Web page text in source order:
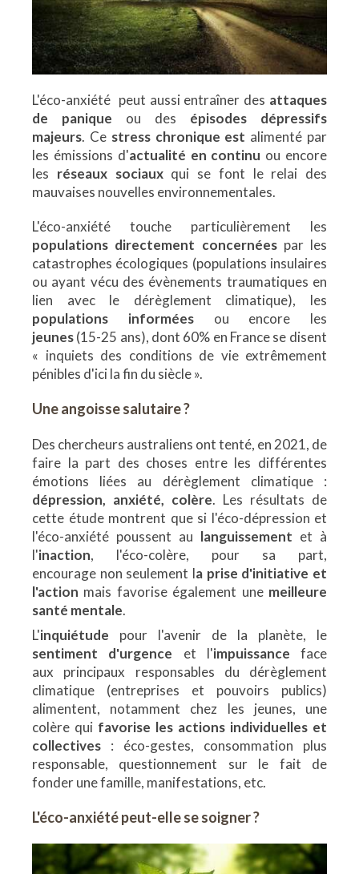
L'éco-anxiété peut aussi entraîner des attaques
de panique ou des épisodes dépressifs
majeurs. Cestress chronique est alimenté par
les émissions d'actualité en continu ou encore
les réseaux sociauxqui se font le relai des
mauvaises nouvelles environnementales.
L'éco-anxiété touche particulièrement les
populations directement concernéespar les
catastrophes écologiques (populations insulaires
ou ayant vécu des évènements traumatiques en
lien avec le dérèglement climatique), les
populations informéesou encore les
jeunes(15-25 ans), dont 60% en France se disent
« inquiets des conditions de vie extrêmement
pénibles d'ici la fin du siècle ».
Une angoisse salutaire ?
Des chercheurs australiens ont tenté, en 2021, de
faire la part des choses entre les différentes
émotions liées au dérèglement climatique :
dépression, anxiété, colère. Les résultats de
cette étude montrent que si l'éco-dépression et
l'éco-anxiété poussent au languissement et à
l'inaction, l'éco-colère, pour sa part,
encourage non seulement la prise d'initiative et
l'action mais favorise également unemeilleure
santé mentale.
L'inquiétude pour l'avenir de la planète, le
sentiment d'urgence et l'impuissance face
aux principaux responsables du dérèglement
climatique (entreprises et pouvoirs publics)
alimentent, notamment chez les jeunes, une
colère qui favorise les actions individuelles et
collectives : éco-gestes, consommation plus
responsable, questionnement sur le fait de
fonder une famille, manifestations, etc.
L'éco-anxiété peut-elle se soigner ?